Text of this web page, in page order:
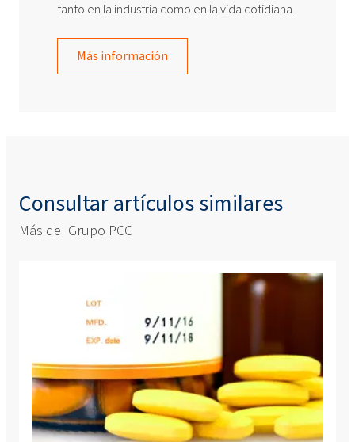
tanto en la industria como en la vida cotidiana.
Más información
Consultar artículos similares
Más del Grupo PCC